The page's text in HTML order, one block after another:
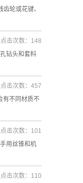
轮或花键、
钻头和套料
击次数：148
有不同材质不
击次数：457
用丝锥和机
击次数：101
击次数：110